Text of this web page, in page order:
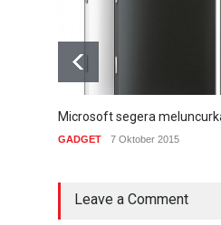
Microsoft segera
GADGET 7 Oktober 2015
Leave a Comment